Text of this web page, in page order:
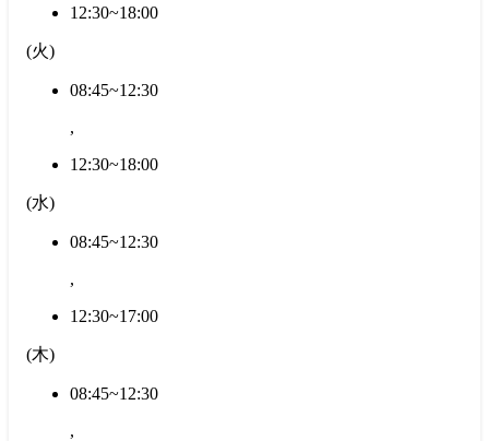
12:30~18:00
(火)
08:45~12:30
,
12:30~18:00
(水)
08:45~12:30
,
12:30~17:00
(木)
08:45~12:30
,